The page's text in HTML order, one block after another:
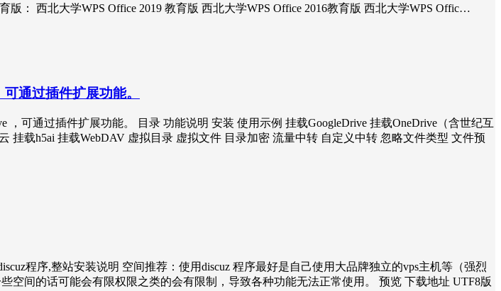
版： 西北大学WPS Office 2019 教育版 西北大学WPS Office 2016教育版 西北大学WPS Offic…
通过插件扩展功能。
，可通过插件扩展功能。 目录 功能说明 安装 使用示例 挂载GoogleDrive 挂载OneDrive（含世纪互
载h5ai 挂载WebDAV 虚拟目录 虚拟文件 目录加密 流量中转 自定义中转 忽略文件类型 文件预
程序,整站安装说明 空间推荐：使用discuz 程序最好是自己使用大品牌独立的vps主机等（强烈
空间的话可能会有限权限之类的会有限制，导致各种功能无法正常使用。 预览 下载地址 UTF8版